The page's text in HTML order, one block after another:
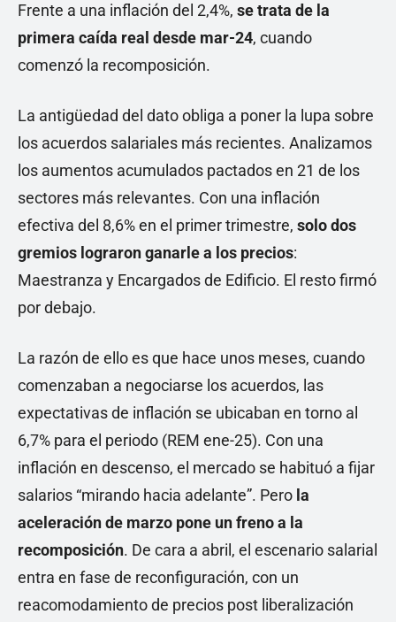
Frente a una inflación del 2,4%, se trata de la
primera caída real desde mar-24, cuando
comenzó la recomposición.
La antigüedad del dato obliga a poner la lupa sobre
los acuerdos salariales más recientes. Analizamos
los aumentos acumulados pactados en 21 de los
sectores más relevantes. Con una inflación
efectiva del 8,6% en el primer trimestre, solo dos
gremios lograron ganarle a los precios:
Maestranza y Encargados de Edificio. El resto firmó
por debajo.
La razón de ello es que hace unos meses, cuando
comenzaban a negociarse los acuerdos, las
expectativas de inflación se ubicaban en torno al
6,7% para el periodo (REM ene-25). Con una
inflación en descenso, el mercado se habituó a fijar
salarios “mirando hacia adelante”. Pero la
aceleración de marzo pone un freno a la
recomposición. De cara a abril, el escenario salarial
entra en fase de reconfiguración, con un
reacomodamiento de precios post liberalización